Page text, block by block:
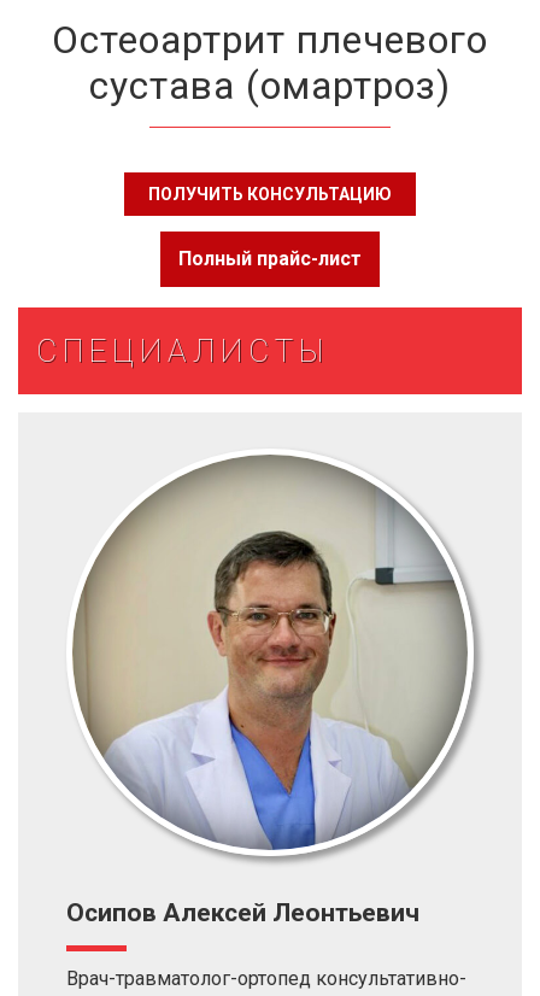
Остеоартрит плечевого
сустава (омартроз)
ПОЛУЧИТЬ КОНСУЛЬТАЦИЮ
Полный прайс-лист
СПЕЦИАЛИСТЫ
Осипов Алексей Леонтьевич
Врач-травматолог-ортопед консультативно-